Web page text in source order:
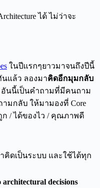
ได้ ไม่ว่าจะ
ในปีแรกๆยาวมาจนถึงปีนี้
แล้ว ลองมาคิดอีกมุมกลับ
อันนี้เป็นคำถามที่มีคนถาม
ามกลับ ให้มามองที่ Core
ก / ได้ของไว / คุณภาพดี
าคิดเป็นระบบ และใช้ได้ทุก
architectural decisions